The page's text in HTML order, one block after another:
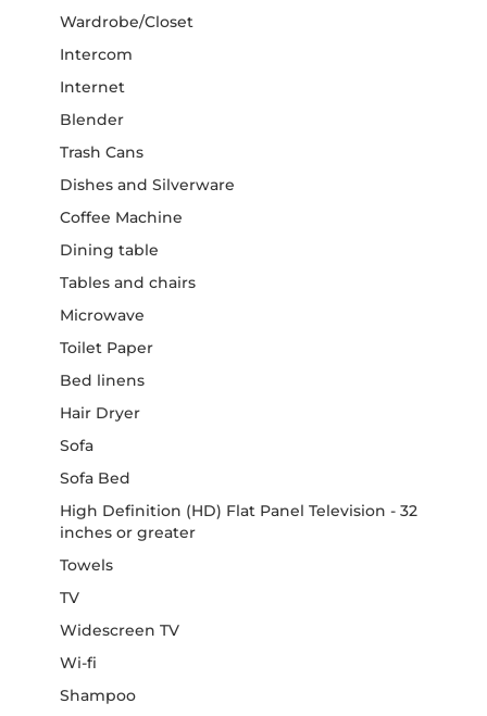
Wardrobe/Closet
Intercom
Internet
Blender
Trash Cans
Dishes and Silverware
Coffee Machine
Dining table
Tables and chairs
Microwave
Toilet Paper
Bed linens
Hair Dryer
Sofa
Sofa Bed
High Definition (HD) Flat Panel Television - 32
inches or greater
Towels
TV
Widescreen TV
Wi-fi
Shampoo